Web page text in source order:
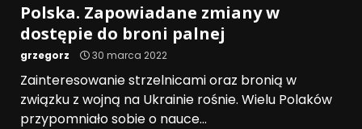
Polska. Zapowiadane zmiany w
dostępie do broni palnej
grzegorz 30 marca 2022
Zainteresowanie strzelnicami oraz bronią w
związku z wojną na Ukrainie rośnie. Wielu Polaków
przypomniało sobie o nauce...